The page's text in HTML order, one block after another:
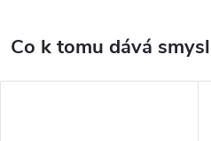
Co k tomu dává smysl